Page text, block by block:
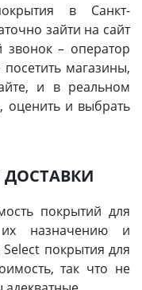
в Санкт-
зайти на сайт
звонок – оператор
магазины,
и в реальном
оценить и выбрать
покрытий для
их назначению и
покрытия для
так что не